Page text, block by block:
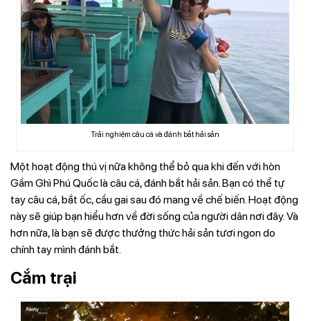
Trải nghiệm câu cá và đánh bắt hải sản
Một hoạt động thú vị nữa không thể bỏ qua khi đến với hòn
Gầm Ghì Phú Quốc là câu cá, đánh bắt hải sản. Bạn có thể tự
tay câu cá, bắt ốc, cầu gai sau đó mang về chế biến. Hoạt động
này sẽ giúp bạn hiểu hơn về đời sống của người dân nơi đây. Và
hơn nữa, là bạn sẽ được thưởng thức hải sản tươi ngon do
chính tay mình đánh bắt.
Cắm trại